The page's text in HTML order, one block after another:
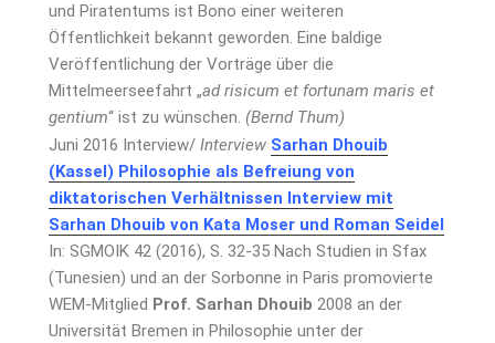
und Piratentums ist Bono einer weiteren
Öffentlichkeit bekannt geworden. Eine baldige
Veröffentlichung der Vorträge über die
Mittelmeerseefahrt „ad risicum et fortunam maris et
gentium“ ist zu wünschen. (Bernd Thum)
Juni 2016 Interview/Interview Sarhan Dhouib
(Kassel) Philosophie als Befreiung von
diktatorischen Verhältnissen Interview mit
Sarhan Dhouib von Kata Moser und Roman Seidel
In: SGMOIK 42 (2016), S. 32-35 Nach Studien in Sfax
(Tunesien) und an der Sorbonne in Paris promovierte
WEM-Mitglied Prof. Sarhan Dhouib 2008 an der
Universität Bremen in Philosophie unter der